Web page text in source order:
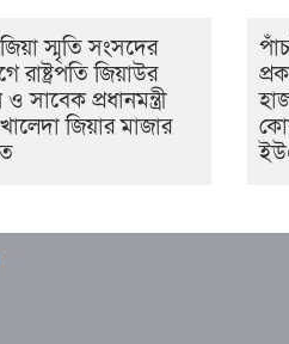
স্মৃতি সংসদের
রাষ্ট্রপতি জিয়াউর
সাবেক প্রধানমন্ত্রী
জিয়ার মাজার